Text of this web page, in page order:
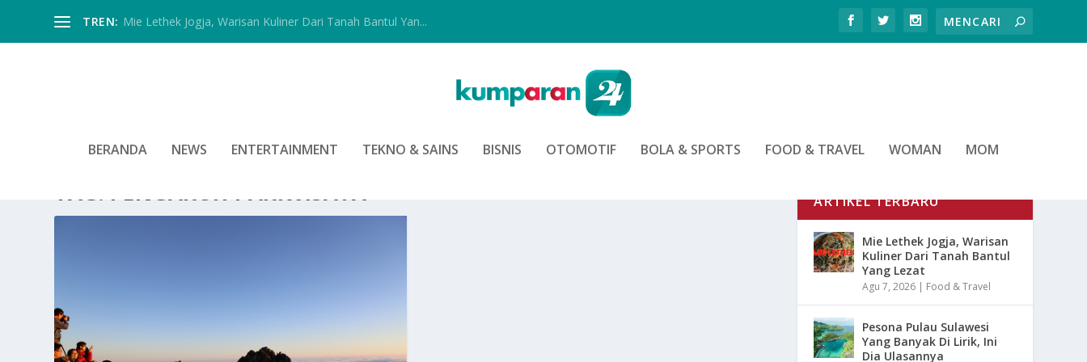
TREN: Mie Lethek Jogja, Warisan Kuliner Dari Tanah Bantul Yan...
BERANDA NEWS ENTERTAINMENT TEKNO & SAINS BISNIS OTOMOTIF BOLA & SPORTS FOOD & TRAVEL WOMAN MOM
TAG: PENGARUH PARIWISATA ARTIKEL TERBARU
Mie Lethek Jogja, Warisan
Kuliner Dari Tanah Bantul
Yang Lezat
Agu 7, 2026 | Food & Travel
Pesona Pulau Sulawesi
Yang Banyak Di Lirik, Ini
Dia Ulasannya